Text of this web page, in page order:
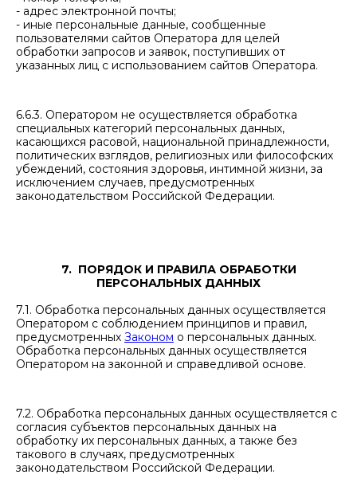
- адрес электронной почты;
- иные персональные данные, сообщенные
пользователями сайтов Оператора для целей
обработки запросов и заявок, поступивших от
указанных лиц с использованием сайтов Оператора.
6.6.3. Оператором не осуществляется обработка
специальных категорий персональных данных,
касающихся расовой, национальной принадлежности,
политических взглядов, религиозных или философских
убеждений, состояния здоровья, интимной жизни, за
исключением случаев, предусмотренных
законодательством Российской Федерации.
7. ПОРЯДОК И ПРАВИЛА ОБРАБОТКИ
ПЕРСОНАЛЬНЫХ ДАННЫХ
7.1. Обработка персональных данных осуществляется
Оператором с соблюдением принципов и правил,
предусмотренных Законом о персональных данных.
Обработка персональных данных осуществляется
Оператором на законной и справедливой основе.
7.2. Обработка персональных данных осуществляется с
согласия субъектов персональных данных на
обработку их персональных данных, а также без
такового в случаях, предусмотренных
законодательством Российской Федерации.